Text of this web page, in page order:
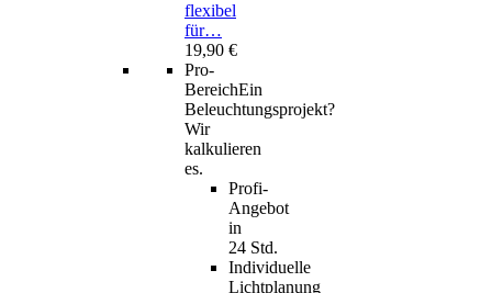
flexibel
für…
19,90 €
Pro-
BereichEin
Beleuchtungsprojekt?
Wir
kalkulieren
es.
Profi-
Angebot
in
24 Std.
Individuelle
Lichtplanung